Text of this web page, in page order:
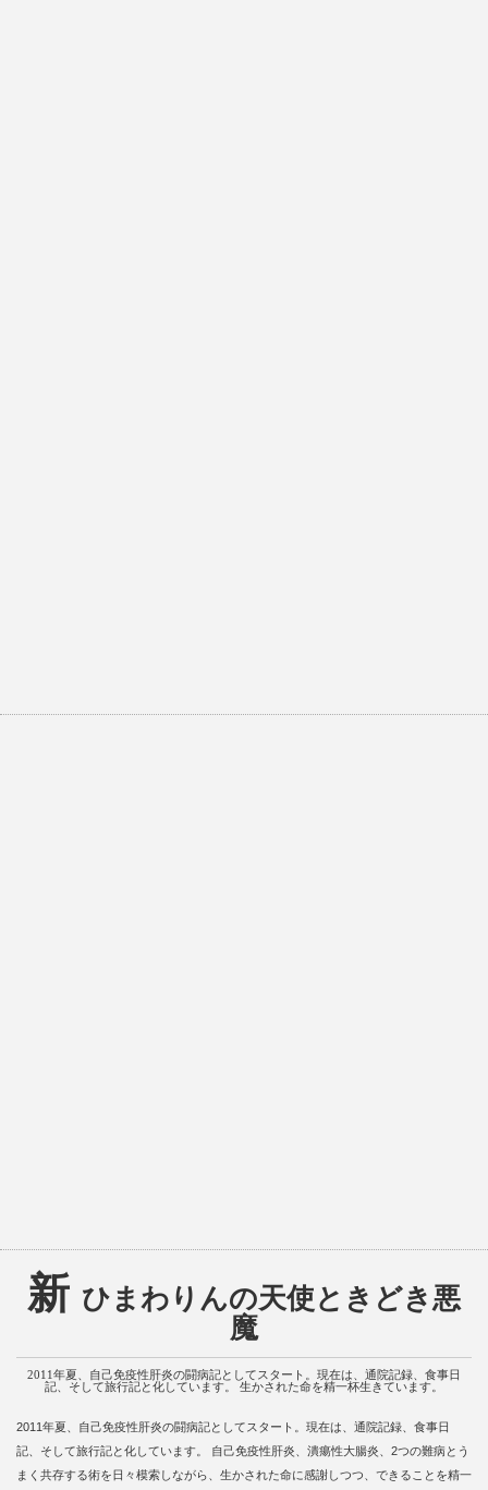
新 ひまわりんの天使ときどき悪
魔
2011年夏、自己免疫性肝炎の闘病記としてスタート。現在は、通院記録、食事日
記、そして旅行記と化しています。 生かされた命を精一杯生きています。
2011年夏、自己免疫性肝炎の闘病記としてスタート。現在は、通院記録、食事日
記、そして旅行記と化しています。 自己免疫性肝炎、潰瘍性大腸炎、2つの難病とう
まく共存する術を日々模索しながら、生かされた命に感謝しつつ、できることを精一